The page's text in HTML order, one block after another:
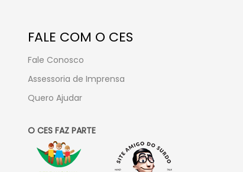
FALE COM O CES
Fale Conosco
Assessoria de Imprensa
Quero Ajudar
O CES FAZ PARTE